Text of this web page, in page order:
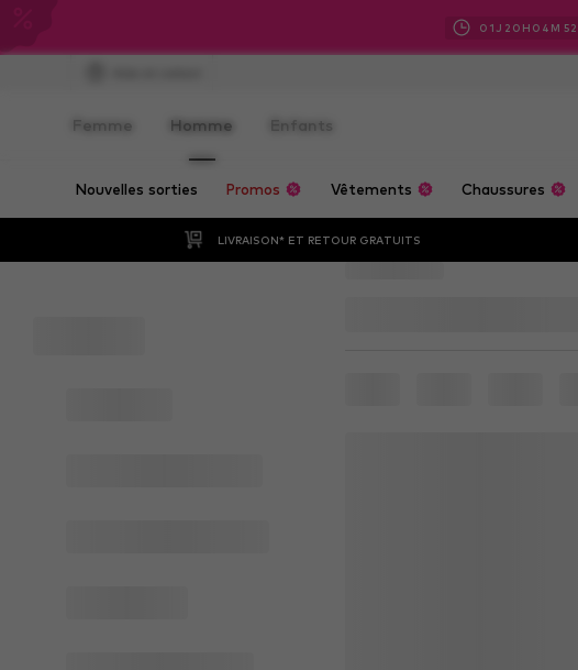
01 J 20 H 04 M 50
Femme Homme Enfants
Nouvelles sorties Promos Vêtements Chaussures
LIVRAISON* ET RETOUR GRATUITS